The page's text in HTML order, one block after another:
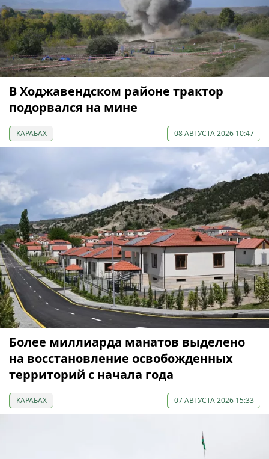
В Ходжавендском районе трактор
подорвался на мине
КАРАБАХ 08 АВГУСТА 2026 10:47
Более миллиарда манатов выделено
на восстановление освобожденных
территорий с начала года
КАРАБАХ 07 АВГУСТА 2026 15:33